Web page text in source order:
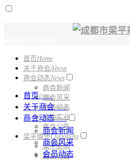
首页Home
关于商会About
商会动态News
商会新闻
商会风采
会员动态
商会实业
商会公告
梁平情怀Liangping
梁平新闻
招商引资
首页Home
关于商会About
商会动态News
商会新闻
商会风采
会员动态